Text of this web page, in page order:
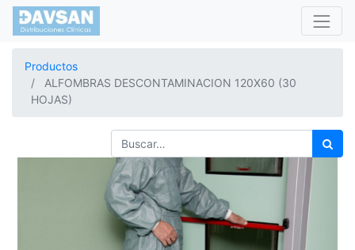
Productos
ALFOMBRAS DESCONTAMINACION 120X60 (30
HOJAS)